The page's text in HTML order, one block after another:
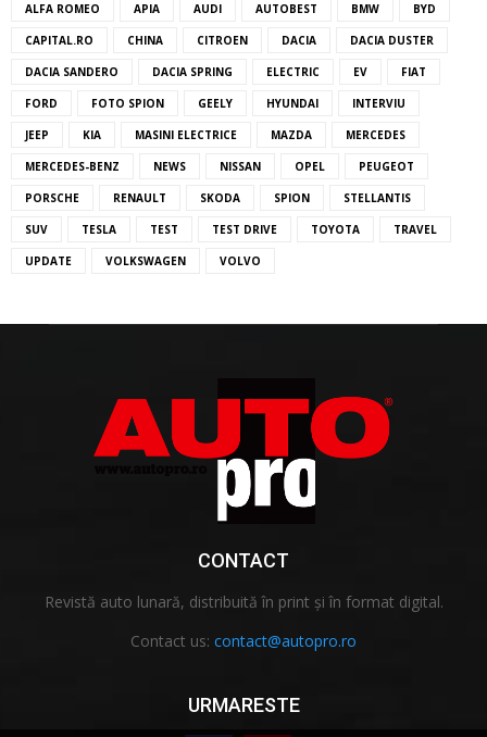
ALFA ROMEO APIA AUDI AUTOBEST BMW BYD
CAPITAL.RO CHINA CITROEN DACIA DACIA DUSTER
DACIA SANDERO DACIA SPRING ELECTRIC EV FIAT
FORD FOTO SPION GEELY HYUNDAI INTERVIU
JEEP KIA MASINI ELECTRICE MAZDA MERCEDES
MERCEDES-BENZ NEWS NISSAN OPEL PEUGEOT
PORSCHE RENAULT SKODA SPION STELLANTIS
SUV TESLA TEST TEST DRIVE TOYOTA TRAVEL
UPDATE VOLKSWAGEN VOLVO
CONTACT
Revistă auto lunară, distribuită în print și în format digital.
Contact us: contact@autopro.ro
URMARESTE